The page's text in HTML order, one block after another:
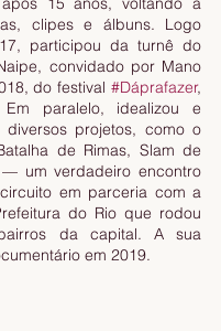
clipes e álbuns. Logo
participou da turnê do
convidado por Mano
do festival #Dáprafazer,
paralelo, idealizou e
diversos projetos, como o
de Rimas, Slam de
— um verdadeiro encontro
em parceria com a
do Rio que rodou
da capital. A sua
em 2019.